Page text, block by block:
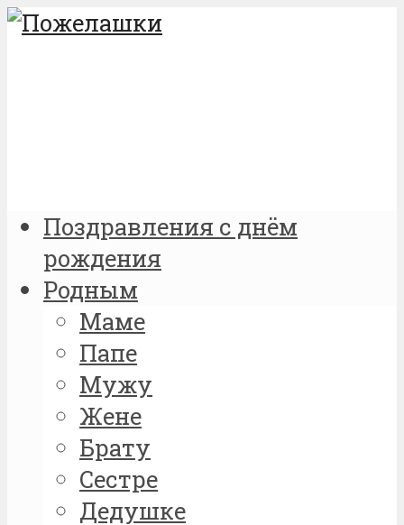
Поздравления с днём
рождения
Родным
Маме
Папе
Мужу
Жене
Брату
Сестре
Дедушке